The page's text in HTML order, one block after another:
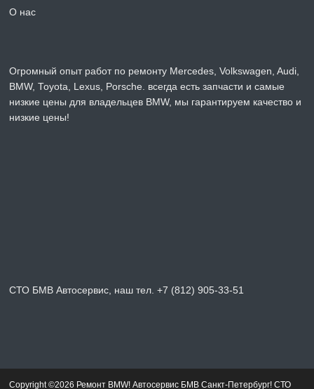
О нас
Огромный опыт работ по ремонту Mercedes, Volkswagen, Audi,
BMW, Toyota, Lexus, Porsche. всегда есть запчасти и самые
низкие цены для владельцев BMW, мы гарантируем качество и
низкие цены!
СТО БМВ Автосервис, наш тел. +7 (812) 905-33-51
Copyright ©2026 Ремонт BMW! Автосервис БМВ Санкт-Петербург! СТО